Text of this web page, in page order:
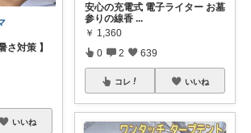
さ対策 】
いいね
安心の充電式 電子ライター お墓
参りの線香 ...
￥ 1,360
0 2 639
コレ いいね